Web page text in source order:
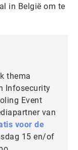
in België om te
thema
Infosecurity
Event
van
voor de
15 en/of